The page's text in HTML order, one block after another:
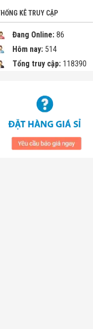
KÊ TRUY CẬP
Đang Online: 86
Hôm nay: 514
Tổng truy cập: 118390